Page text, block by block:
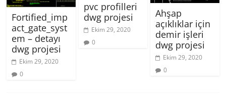
Fortified_imp
act_gate_syst
em – detayı
dwg projesi
Ekim 29, 2020
0
pvc profilleri
dwg projesi
Ekim 29, 2020
0
Ahşap
açıklıklar için
demir işleri
dwg projesi
Ekim 29, 2020
0